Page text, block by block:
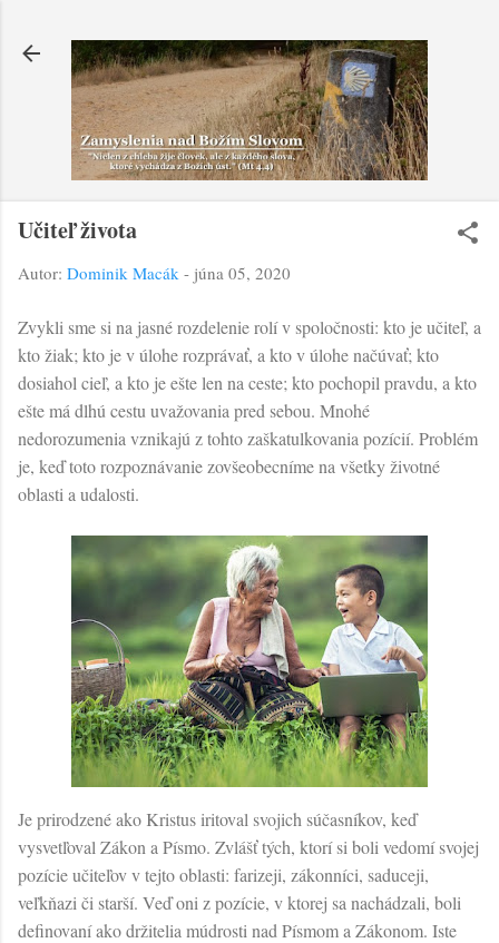
Učiteľ života
Autor: Dominik Macák - júna 05, 2020
Zvykli sme si na jasné rozdelenie rolí v spoločnosti: kto je učiteľ, a
kto žiak; kto je v úlohe rozprávať, a kto v úlohe načúvať; kto
dosiahol cieľ, a kto je ešte len na ceste; kto pochopil pravdu, a kto
ešte má dlhú cestu uvažovania pred sebou. Mnohé
nedorozumenia vznikajú z tohto zaškatulkovania pozícií. Problém
je, keď toto rozpoznávanie zovšeobecníme na všetky životné
oblasti a udalosti.
Je prirodzené ako Kristus iritoval svojich súčasníkov, keď
vysvetľoval Zákon a Písmo. Zvlášť tých, ktorí si boli vedomí svojej
pozície učiteľov v tejto oblasti: farizeji, zákonníci, saduceji,
veľkňazi či starší. Veď oni z pozície, v ktorej sa nachádzali, boli
definovaní ako držitelia múdrosti nad Písmom a Zákonom. Iste